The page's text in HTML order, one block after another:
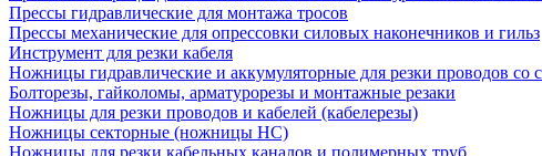
Прессы гидравлические для монтажа тросов
Прессы механические для опрессовки силовых наконечников и гильз
Инструмент для резки кабеля
Ножницы гидравлические и аккумуляторные для резки проводов со
Болторезы, гайколомы, арматурорезы и монтажные резаки
Ножницы для резки проводов и кабелей (кабелерезы)
Ножницы секторные (ножницы НС)
Ножницы для резки кабельных каналов и полимерных труб